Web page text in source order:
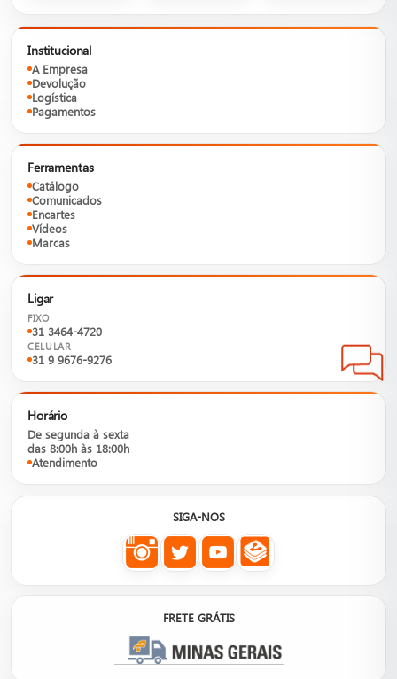
Institucional
A Empresa
Devolução
Logística
Pagamentos
Ferramentas
Catálogo
Comunicados
Encartes
Vídeos
Marcas
Ligar
FIXO
31 3464-4720
CELULAR
31 9 9676-9276
Horário
De segunda à sexta
das 8:00h às 18:00h
Atendimento
SIGA-NOS
FRETE GRÁTIS